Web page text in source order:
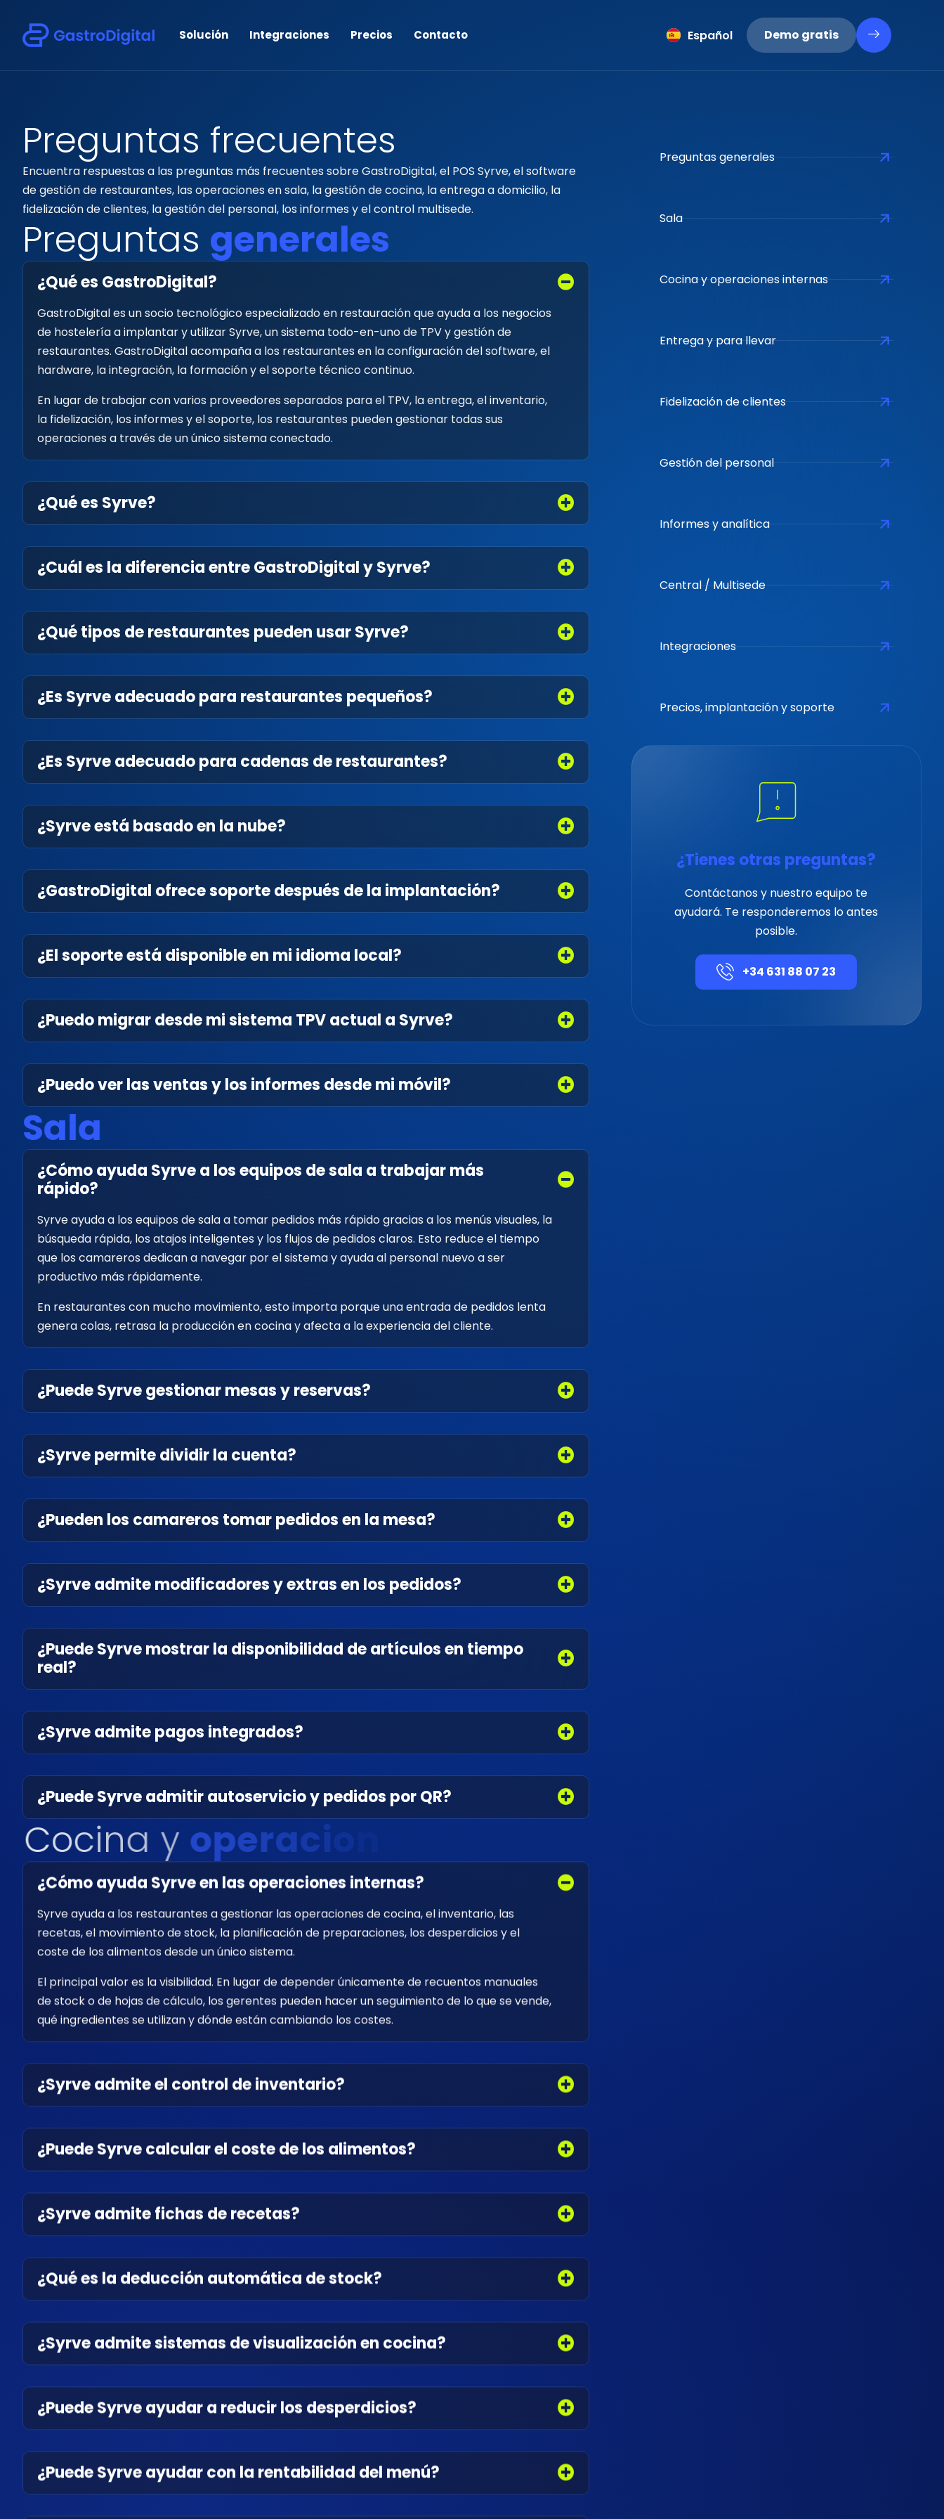
Solución Integraciones Precios Contacto Español
Latviešu
Demo gratis
Preguntas frecuentes
Encuentra respuestas a las preguntas más frecuentes sobre GastroDigital, el POS Syrve, el software
de gestión de restaurantes, las operaciones en sala, la gestión de cocina, la entrega a domicilio, la
fidelización de clientes, la gestión del personal, los informes y el control multisede.
Preguntas generales
¿Qué es GastroDigital?
GastroDigital es un socio tecnológico especializado en restauración que ayuda a los negocios
de hostelería a implantar y utilizar Syrve, un sistema todo-en-uno de TPV y gestión de
restaurantes. GastroDigital acompaña a los restaurantes en la configuración del software, el
hardware, la integración, la formación y el soporte técnico continuo.
En lugar de trabajar con varios proveedores separados para el TPV, la entrega, el inventario,
la fidelización, los informes y el soporte, los restaurantes pueden gestionar todas sus
operaciones a través de un único sistema conectado.
¿Qué es Syrve?
¿Cuál es la diferencia entre GastroDigital y Syrve?
¿Qué tipos de restaurantes pueden usar Syrve?
¿Es Syrve adecuado para restaurantes pequeños?
¿Es Syrve adecuado para cadenas de restaurantes?
¿Syrve está basado en la nube?
¿GastroDigital ofrece soporte después de la implantación?
¿El soporte está disponible en mi idioma local?
¿Puedo migrar desde mi sistema TPV actual a Syrve?
¿Puedo ver las ventas y los informes desde mi móvil?
Sala
¿Cómo ayuda Syrve a los equipos de sala a trabajar más
rápido?
Syrve ayuda a los equipos de sala a tomar pedidos más rápido gracias a los menús visuales, la
búsqueda rápida, los atajos inteligentes y los flujos de pedidos claros. Esto reduce el tiempo
que los camareros dedican a navegar por el sistema y ayuda al personal nuevo a ser
productivo más rápidamente.
En restaurantes con mucho movimiento, esto importa porque una entrada de pedidos lenta
genera colas, retrasa la producción en cocina y afecta a la experiencia del cliente.
¿Puede Syrve gestionar mesas y reservas?
¿Syrve permite dividir la cuenta?
¿Pueden los camareros tomar pedidos en la mesa?
¿Syrve admite modificadores y extras en los pedidos?
¿Puede Syrve mostrar la disponibilidad de artículos en tiempo
real?
¿Syrve admite pagos integrados?
¿Puede Syrve admitir autoservicio y pedidos por QR?
Cocina y operacion
¿Cómo ayuda Syrve en las operaciones internas?
Syrve ayuda a los restaurantes a gestionar las operaciones de cocina, el inventario, las
recetas, el movimiento de stock, la planificación de preparaciones, los desperdicios y el
coste de los alimentos desde un único sistema.
El principal valor es la visibilidad. En lugar de depender únicamente de recuentos manuales
de stock o de hojas de cálculo, los gerentes pueden hacer un seguimiento de lo que se vende,
qué ingredientes se utilizan y dónde están cambiando los costes.
¿Syrve admite el control de inventario?
¿Puede Syrve calcular el coste de los alimentos?
¿Syrve admite fichas de recetas?
¿Qué es la deducción automática de stock?
¿Syrve admite sistemas de visualización en cocina?
¿Puede Syrve ayudar a reducir los desperdicios?
¿Puede Syrve ayudar con la rentabilidad del menú?
Preguntas generales
Sala
Cocina y operaciones internas
Entrega y para llevar
Fidelización de clientes
Gestión del personal
Informes y analítica
Central / Multisede
Integraciones
Precios, implantación y soporte
¿Tienes otras preguntas?
Contáctanos y nuestro equipo te
ayudará. Te responderemos lo antes
posible.
+34 631 88 07 23